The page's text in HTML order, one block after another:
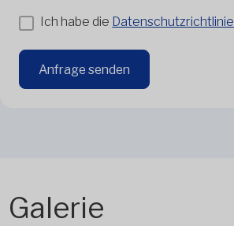
Ich habe die Datenschutzrichtlinie
Anfrage senden
Galerie